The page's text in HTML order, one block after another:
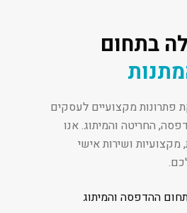
בתחום
מקצועיים לעסקים
החריטה והמיתוג. אנו
ושירות אישי
ההדפסה והמיתוג